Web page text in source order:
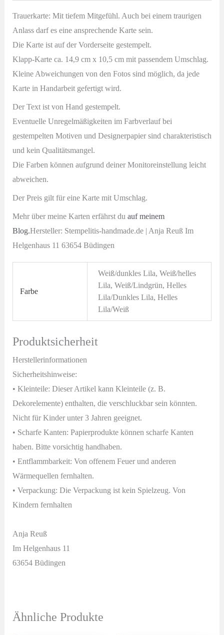
Trauerkarte: Mit tiefem Mitgefühl. Auch bei einem traurigen
Anlass darf es eine ansprechende Karte sein.
Die Karte ist auf der Vorderseite gestempelt.
Klapp-Karte ca. 14,9 cm x 10,5 cm mit passendem Umschlag.
Kleine Abweichungen von den Fotos sind möglich, da jede
Karte in Handarbeit gefertigt wird.
Der Text ist von Hand gestempelt.
Eventuelle Unregelmäßigkeiten im Farbverlauf bei
gestempelten Motiven und Designerpapier sind charakteristisch
und kein Qualitätsmangel.
Die Farben können aufgrund deiner Monitoreinstellung leicht
abweichen.
Der Preis gilt für eine Karte mit Umschlag.
Mehr über meine Karten erfährst du auf meinem
Blog.Hersteller: Stempelitis-handmade.de | Anja Reuß Im
Helgenhaus 11 63654 Büdingen
Farbe
Weiß/dunkles Lila, Weiß/helles
Lila, Weiß/Lindgrün, Helles
Lila/Dunkles Lila, Helles
Lila/Weiß
Produktsicherheit
Herstellerinformationen
Sicherheitshinweise:
• Kleinteile: Dieser Artikel kann Kleinteile (z. B.
Dekorelemente) enthalten, die verschluckbar sein könnten.
Nicht für Kinder unter 3 Jahren geeignet.
• Scharfe Kanten: Papierprodukte können scharfe Kanten
haben. Bitte vorsichtig handhaben.
• Entflammbarkeit: Von offenem Feuer und anderen
Wärmequellen fernhalten.
• Verpackung: Die Verpackung ist kein Spielzeug. Von
Kindern fernhalten
Anja Reuß
Im Helgenhaus 11
63654 Büdingen
Ähnliche Produkte